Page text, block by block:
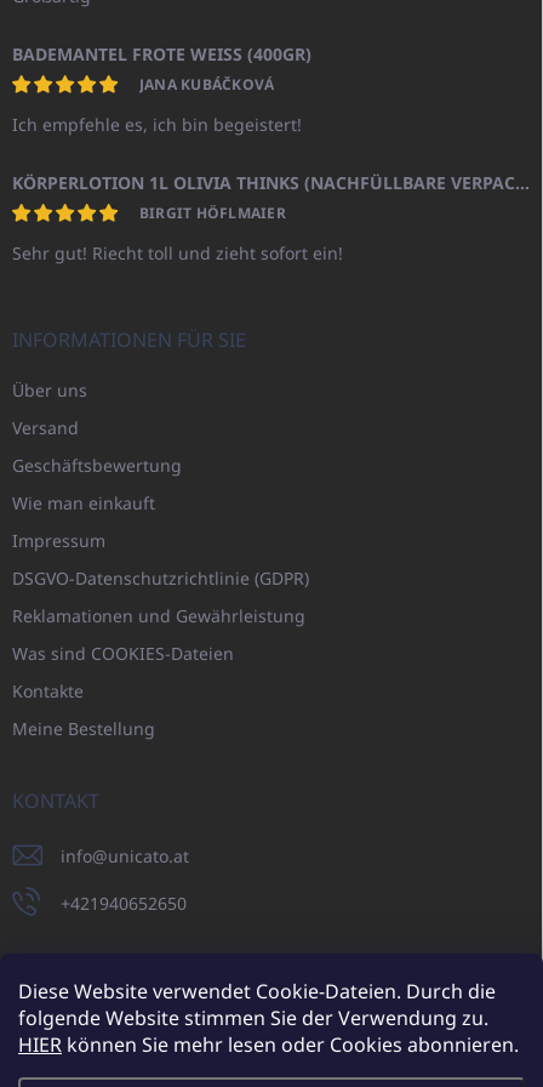
Diese Website verwendet Cookie-Dateien. Durch die
folgende Website stimmen Sie der Verwendung zu.
HIER können Sie mehr lesen oder Cookies abonnieren.
BADEMANTEL FROTE WEISS (400GR)
JANA KUBÁČKOVÁ
Ich empfehle es, ich bin begeistert!
KÖRPERLOTION 1L OLIVIA THINKS (NACHFÜLLBARE VERPACKUNG)
BIRGIT HÖFLMAIER
Sehr gut! Riecht toll und zieht sofort ein!
INFORMATIONEN FÜR SIE
Über uns
Versand
Geschäftsbewertung
Wie man einkauft
Impressum
DSGVO-Datenschutzrichtlinie (GDPR)
Reklamationen und Gewährleistung
Was sind COOKIES-Dateien
Kontakte
Meine Bestellung
KONTAKT
info@unicato.at
+421940652650
UNICATO.sk UNICATOshop.cz UNICATO.at UNICATO.hu
UNICATOshop.pl
UNICATOshop.de